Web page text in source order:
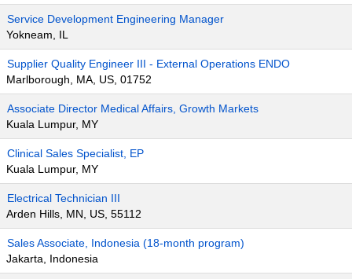
Service Development Engineering Manager
Yokneam, IL
Supplier Quality Engineer III - External Operations ENDO
Marlborough, MA, US, 01752
Associate Director Medical Affairs, Growth Markets
Kuala Lumpur, MY
Clinical Sales Specialist, EP
Kuala Lumpur, MY
Electrical Technician III
Arden Hills, MN, US, 55112
Sales Associate, Indonesia (18-month program)
Jakarta, Indonesia